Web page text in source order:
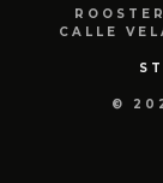
CALLE
©